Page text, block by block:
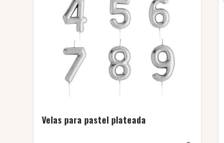
Velas para pastel plateada